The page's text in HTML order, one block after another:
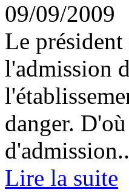
09/09/2009
Le
l'admission
danger.
Lire la suite